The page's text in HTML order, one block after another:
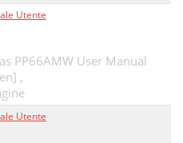
Utente
PP66AMW User Manual
,
Utente